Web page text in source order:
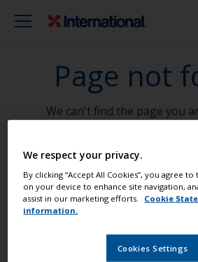
Page not
We can't find the page you
Go To Home
Mal din båd som en
Find de bedste
We respect your privacy.
By clicking “Accept All Cookies”, you agree
on your device to enhance site navigation,
assist in our marketing efforts.
Cookie
information.
Cookies Settings